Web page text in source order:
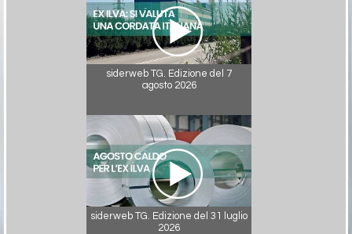
siderweb TG. Edizione del 7
agosto 2026
siderweb TG. Edizione del 31 luglio
2026